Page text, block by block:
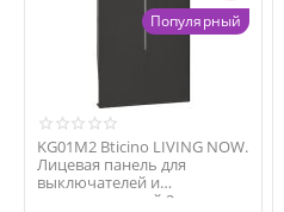
Популярный
KG01M2 Bticino LIVING NOW.
Лицевая панель для
выключателей и
переключателей 2